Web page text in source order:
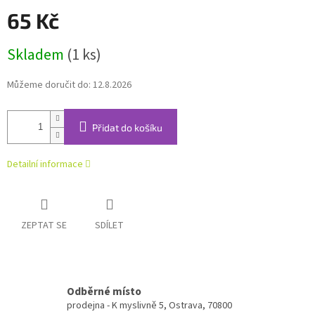
65 Kč
cena:
Skladem (1 ks)
Můžeme doručit do: 12.8.2026
Přidat do košíku
Detailní informace
ZEPTAT SE SDÍLET
Odběrné místo
prodejna - K myslivně 5, Ostrava, 70800